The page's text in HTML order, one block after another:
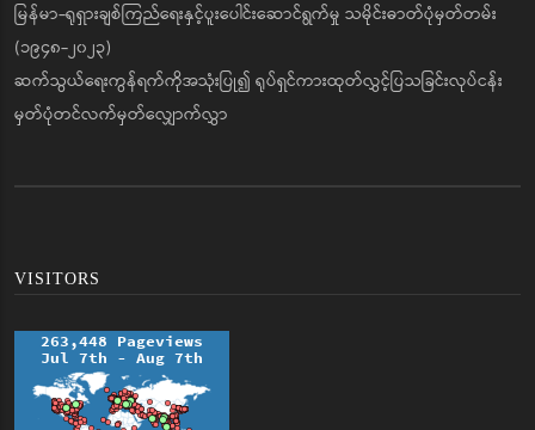
မြန်မာ-ရုရှားချစ်ကြည်ရေးနှင့်ပူးပေါင်းဆောင်ရွက်မှု သမိုင်းဓာတ်ပုံမှတ်တမ်း
(၁၉၄၈-၂၀၂၃)
ဆက်သွယ်ရေးကွန်ရက်ကိုအသုံးပြု၍ ရုပ်ရှင်ကားထုတ်လွှင့်ပြသခြင်းလုပ်ငန်း
မှတ်ပုံတင်လက်မှတ်လျှောက်လွှာ
VISITORS